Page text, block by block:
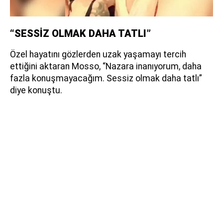
“SESSİZ OLMAK DAHA TATLI”
Özel hayatını gözlerden uzak yaşamayı tercih
ettiğini aktaran Mosso, “Nazara inanıyorum, daha
fazla konuşmayacağım. Sessiz olmak daha tatlı”
diye konuştu.